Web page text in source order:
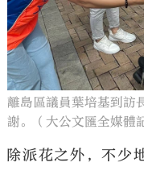
離島區議員葉培基到訪
謝。（大公文匯全媒體
除派花之外，不少